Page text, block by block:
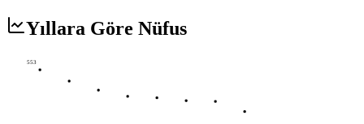
Yıllara Göre Nüfus
553